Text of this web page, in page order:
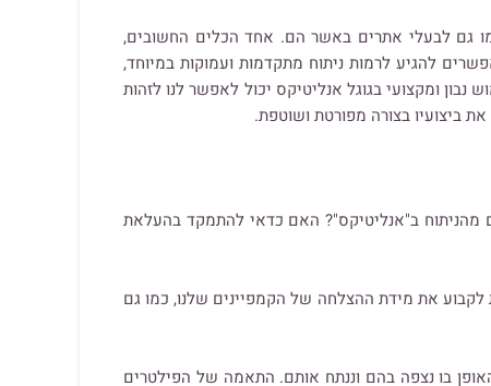
גם לבעלי אתרים באשר הם. אחד הכלים החשובים,
להגיע לרמות ניתוח מתקדמות ועמוקות במיוחד,
נבון ומקצועי בגוגל אנליטיקס יכול לאפשר לנו לזהות
ביצועיו בצורה מפורטת ושוטפת.
מהניתוח ב"אנליטיקס"? האם כדאי להתמקד בהעלאת
את מידת ההצלחה של הקמפיינים שלנו, כמו גם
בו נצפה בהם וננתח אותם. התאמה של הפילטרים